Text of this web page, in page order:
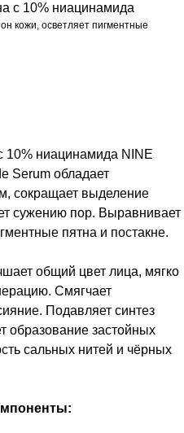
с 10% ниацинамида
кожи, осветляет пигментные
10% ниацинамида NINE
Serum обладает
сокращает выделение
сужению пор. Выравнивает
пятна и постакне.
общий цвет лица, мягко
Смягчает
Подавляет синтез
образование застойных
сальных нитей и чёрных